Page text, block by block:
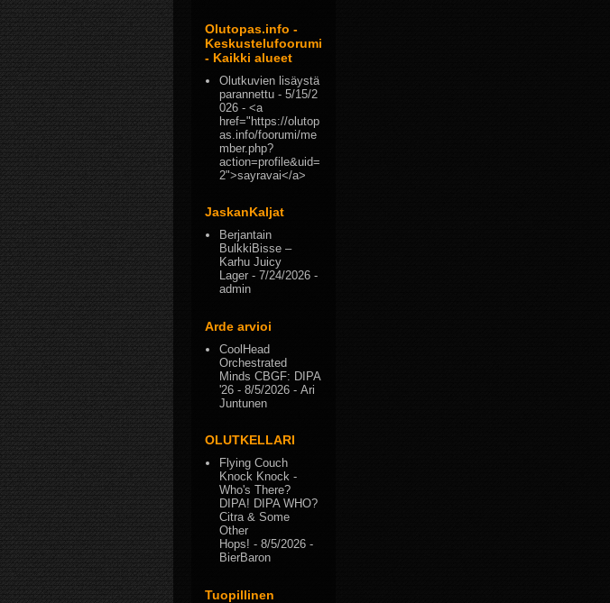
Olutopas.info -
Keskustelufoorumi
- Kaikki alueet
Olutkuvien lisäystä
parannettu - 5/15/2
026 - <a
href="https://olutop
as.info/foorumi/me
mber.php?
action=profile&uid=
2">sayravai</a>
JaskanKaljat
Berjantain
BulkkiBisse –
Karhu Juicy
Lager - 7/24/2026 -
admin
Arde arvioi
CoolHead
Orchestrated
Minds CBGF: DIPA
'26 - 8/5/2026 - Ari
Juntunen
OLUTKELLARI
Flying Couch
Knock Knock -
Who's There?
DIPA! DIPA WHO?
Citra & Some
Other
Hops! - 8/5/2026 -
BierBaron
Tuopillinen